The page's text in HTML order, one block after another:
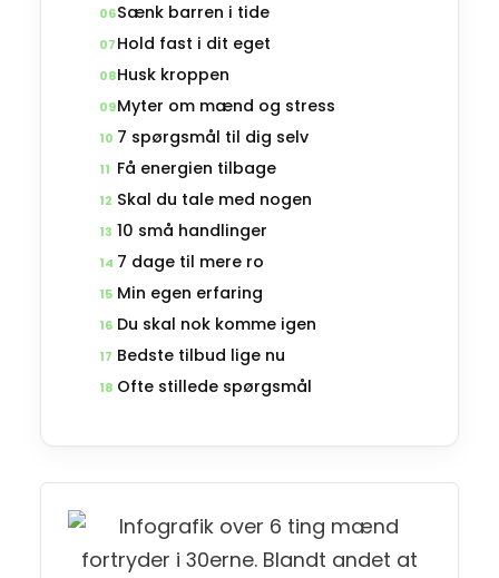
06Sænk barren i tide
07 Hold fast i dit eget
08Husk kroppen
09Myter om mænd og stress
10 7 spørgsmål til dig selv
11 Få energien tilbage
12 Skal du tale med nogen
13 10 små handlinger
14 7 dage til mere ro
15 Min egen erfaring
16 Du skal nok komme igen
17 Bedste tilbud lige nu
18 Ofte stillede spørgsmål